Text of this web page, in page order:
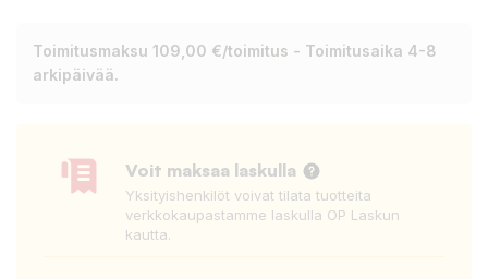
Toimitusmaksu 109,00 €/toimitus - Toimitusaika 4-8
arkipäivää.
Voit maksaa laskulla
Yksityishenkilöt voivat tilata tuotteita
verkkokaupastamme laskulla OP Laskun
kautta.